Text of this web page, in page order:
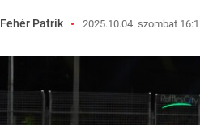
Fehér Patrik 2025.10.04. szombat